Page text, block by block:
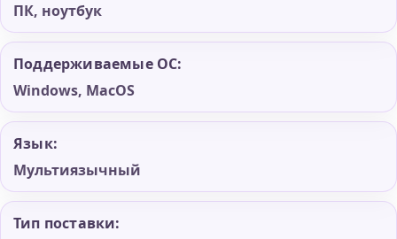
ПК, ноутбук
Поддерживаемые ОС:
Windows, MacOS
Язык:
Мультиязычный
Тип поставки: